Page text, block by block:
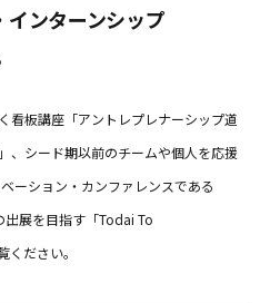
インターンシップ
看板講座「アントレプレナーシップ道
、シード期以前のチームや個人を応援
ーション・カンファレンスである
展を目指す「Todai To
ださい。